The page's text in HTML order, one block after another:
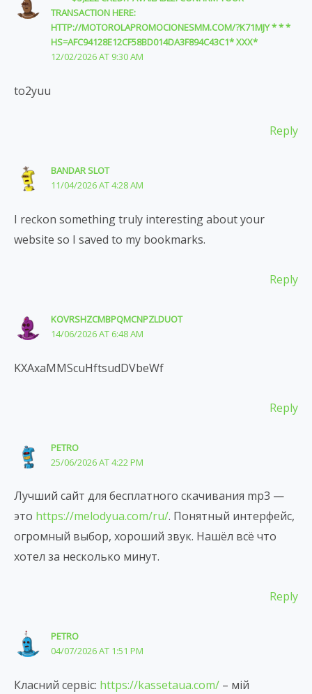
TRANSACTION HERE:
HTTP://MOTOROLAPROMOCIONESMM.COM/?K71MJY * * *
HS=AFC94128E12CF58BD014DA3F894C43C1* ХХХ*
12/02/2026 AT 9:30 AM
to2yuu
Reply
BANDAR SLOT
11/04/2026 AT 4:28 AM
I reckon something truly interesting about your
website so I saved to my bookmarks.
Reply
KOVRSHZCMBPQMCNPZLDUOT
14/06/2026 AT 6:48 AM
KXAxaMMScuHftsudDVbeWf
Reply
PETRO
25/06/2026 AT 4:22 PM
Лучший сайт для бесплатного скачивания mp3 —
это https://melodyua.com/ru/. Понятный интерфейс,
огромный выбор, хороший звук. Нашёл всё что
хотел за несколько минут.
Reply
PETRO
04/07/2026 AT 1:51 PM
Класний сервіс: https://kassetaua.com/ – мій